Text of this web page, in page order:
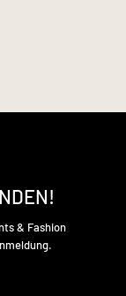
& Fashion